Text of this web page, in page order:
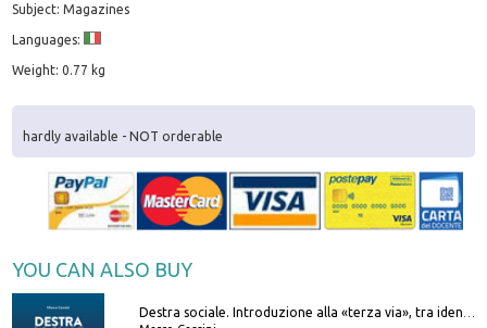
Subject: Magazines
Languages:
Weight: 0.77 kg
hardly available - NOT orderable
YOU CAN ALSO BUY